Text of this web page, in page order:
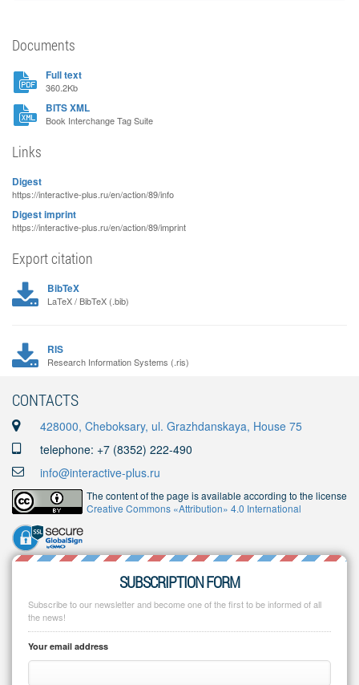
Documents
Full text
360.2Kb
BITS XML
Book Interchange Tag Suite
Links
Digest
https://interactive-plus.ru/en/action/89/info
Digest imprint
https://interactive-plus.ru/en/action/89/imprint
Export citation
BibTeX
LaTeX / BibTeX (.bib)
RIS
Research Information Systems (.ris)
CONTACTS
428000, Cheboksary, ul. Grazhdanskaya, House 75
telephone: +7 (8352) 222-490
info@interactive-plus.ru
The content of the page is available according to the license
Creative Commons «Attribution» 4.0 International
SUBSCRIPTION FORM
Subscribe to our newsletter and become one of the first to be informed of all
the news!
Your email address